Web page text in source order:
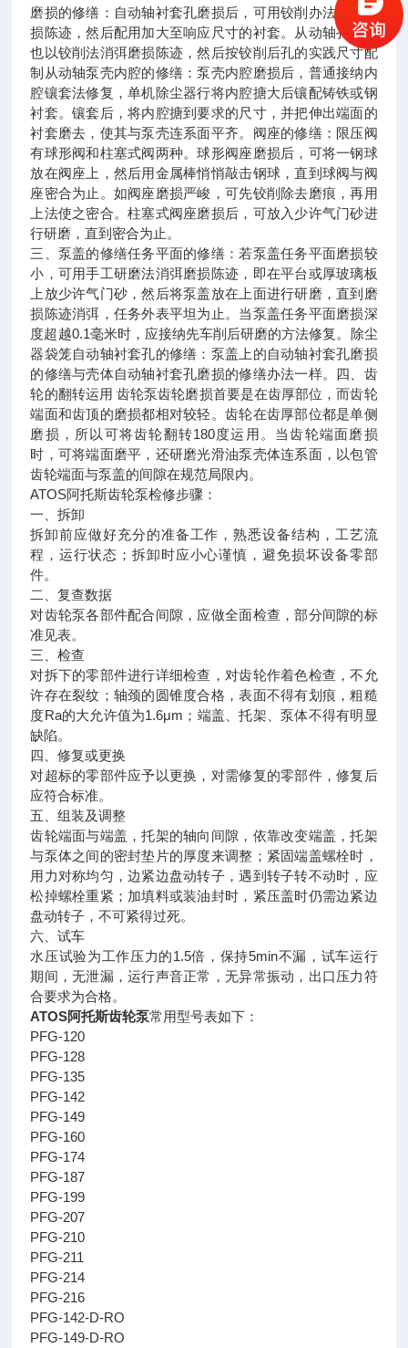
磨损的修缮：自动轴衬套孔磨损后，可用铰削办法消弭磨
损陈迹，然后配用加大至响应尺寸的衬套。从动轴孔磨损
也以铰削法消弭磨损陈迹，然后按铰削后孔的实践尺寸配
制从动轴泵壳内腔的修缮：泵壳内腔磨损后，普通接纳内
腔镶套法修复，单机除尘器行将内腔搪大后镶配铸铁或钢
衬套。镶套后，将内腔搪到要求的尺寸，并把伸出端面的
衬套磨去，使其与泵壳连系面平齐。阀座的修缮：限压阀
有球形阀和柱塞式阀两种。球形阀座磨损后，可将一钢球
放在阀座上，然后用金属棒悄悄敲击钢球，直到球阀与阀
座密合为止。如阀座磨损严峻，可先铰削除去磨痕，再用
上法使之密合。柱塞式阀座磨损后，可放入少许气门砂进
行研磨，直到密合为止。
三、泵盖的修缮任务平面的修缮：若泵盖任务平面磨损较
小，可用手工研磨法消弭磨损陈迹，即在平台或厚玻璃板
上放少许气门砂，然后将泵盖放在上面进行研磨，直到磨
损陈迹消弭，任务外表平坦为止。当泵盖任务平面磨损深
度超越0.1毫米时，应接纳先车削后研磨的方法修复。除尘
器袋笼自动轴衬套孔的修缮：泵盖上的自动轴衬套孔磨损
的修缮与壳体自动轴衬套孔磨损的修缮办法一样。四、齿
轮的翻转运用 齿轮泵齿轮磨损首要是在齿厚部位，而齿轮
端面和齿顶的磨损都相对较轻。齿轮在齿厚部位都是单侧
磨损，所以可将齿轮翻转180度运用。当齿轮端面磨损
时，可将端面磨平，还研磨光滑油泵壳体连系面，以包管
齿轮端面与泵盖的间隙在规范局限内。
ATOS阿托斯齿轮泵检修步骤：
一、拆卸
拆卸前应做好充分的准备工作，熟悉设备结构，工艺流
程，运行状态；拆卸时应小心谨慎，避免损坏设备零部
件。
二、复查数据
对齿轮泵各部件配合间隙，应做全面检查，部分间隙的标
准见表。
三、检查
对拆下的零部件进行详细检查，对齿轮作着色检查，不允
许存在裂纹；轴颈的圆锥度合格，表面不得有划痕，粗糙
度Ra的大允许值为1.6μm；端盖、托架、泵体不得有明显
缺陷。
四、修复或更换
对超标的零部件应予以更换，对需修复的零部件，修复后
应符合标准。
五、组装及调整
齿轮端面与端盖，托架的轴向间隙，依靠改变端盖，托架
与泵体之间的密封垫片的厚度来调整；紧固端盖螺栓时，
用力对称均匀，边紧边盘动转子，遇到转子转不动时，应
松掉螺栓重紧；加填料或装油封时，紧压盖时仍需边紧边
盘动转子，不可紧得过死。
六、试车
水压试验为工作压力的1.5倍，保持5min不漏，试车运行
期间，无泄漏，运行声音正常，无异常振动，出口压力符
合要求为合格。
ATOS阿托斯齿轮泵常用型号表如下：
PFG-120
PFG-128
PFG-135
PFG-142
PFG-149
PFG-160
PFG-174
PFG-187
PFG-199
PFG-207
PFG-210
PFG-211
PFG-214
PFG-216
PFG-142-D-RO
PFG-149-D-RO